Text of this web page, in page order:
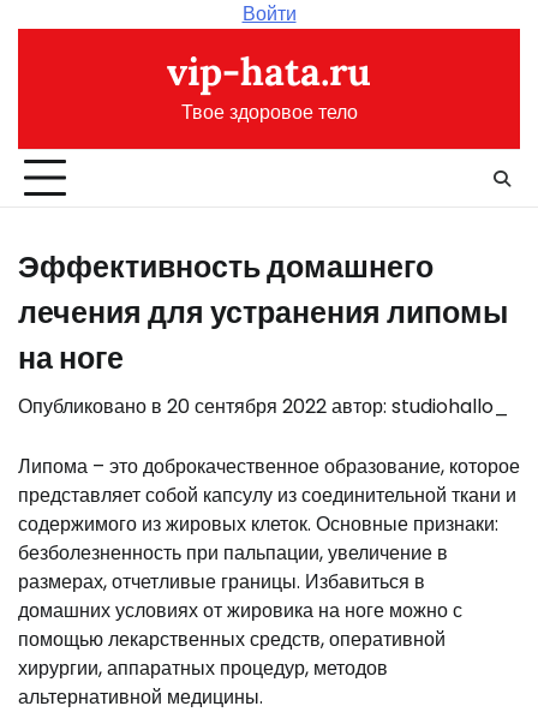
Войти
vip-hata.ru
Твое здоровое тело
Эффективность домашнего
лечения для устранения липомы
на ноге
Опубликовано в 20 сентября 2022автор: studiohallo_
Липома – это доброкачественное образование, которое
представляет собой капсулу из соединительной ткани и
содержимого из жировых клеток. Основные признаки:
безболезненность при пальпации, увеличение в
размерах, отчетливые границы. Избавиться в
домашних условиях от жировика на ноге можно с
помощью лекарственных средств, оперативной
хирургии, аппаратных процедур, методов
альтернативной медицины.